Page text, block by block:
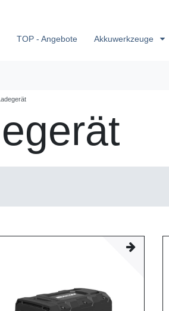
TOP - Angebote Akkuwerkzeuge